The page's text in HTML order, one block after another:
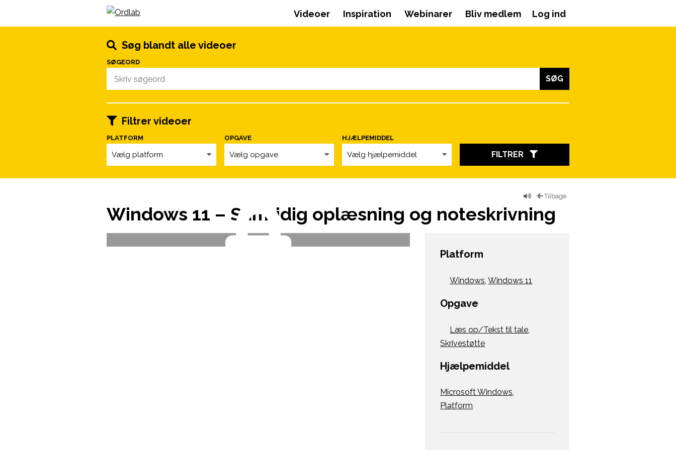
Spring til indhold Videoer Inspiration Webinarer Bliv medlem Log ind
Søg blandt alle videoer
SØGEORD
SØG
Filtrer videoer
PLATFORM
Vælg platform
OPGAVE
Vælg opgave
HJÆLPEMIDDEL
Vælg hjælpemiddel
Tilbage
Windows 11 – Samtidig oplæsning og noteskrivning
Platform
Windows,Windows 11
Opgave
Læs op/Tekst til tale
Skrivestøtte
Hjælpemiddel
Microsoft Windows,
Platform